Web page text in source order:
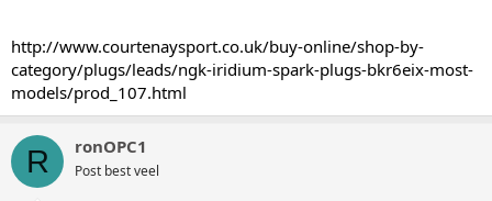
http://www.courtenaysport.co.uk/buy-online/shop-by-
category/plugs/leads/ngk-iridium-spark-plugs-bkr6eix-most-
models/prod_107.html
R ronOPC1
Post best veel